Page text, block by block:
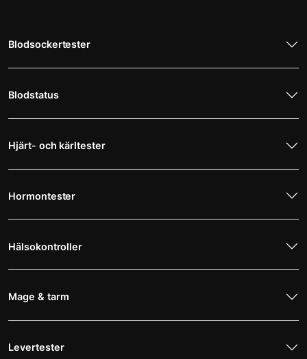
Blodsockertester
Blodstatus
Hjärt- och kärltester
Hormontester
Hälsokontroller
Mage & tarm
Levertester